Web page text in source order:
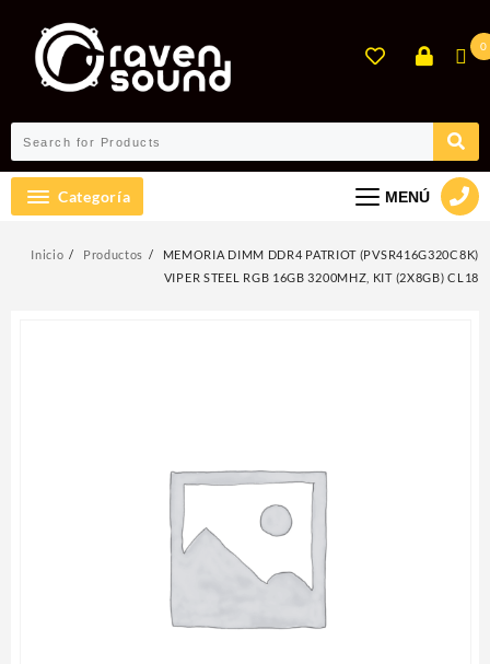
contenido
0
Categoría MENÚ
Inicio Productos
MEMORIA DIMM DDR4 PATRIOT (PVSR416G320C8K)
VIPER STEEL RGB 16GB 3200MHZ, KIT (2X8GB) CL18